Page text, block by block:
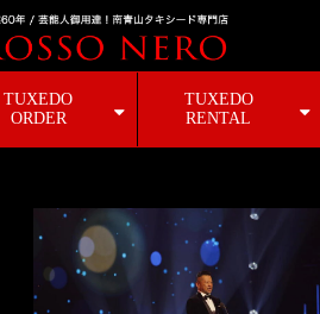
TUXEDO
ORDER
TUXEDO
RENTAL